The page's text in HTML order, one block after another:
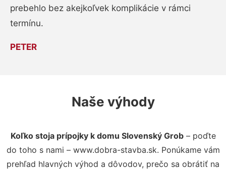
prebehlo bez akejkoľvek komplikácie v rámci
termínu.
PETER
Naše výhody
Koľko stoja prípojky k domu Slovenský Grob– poďte
do toho s nami – www.dobra-stavba.sk. Ponúkame vám
prehľad hlavných výhod a dôvodov, prečo sa obrátiť na